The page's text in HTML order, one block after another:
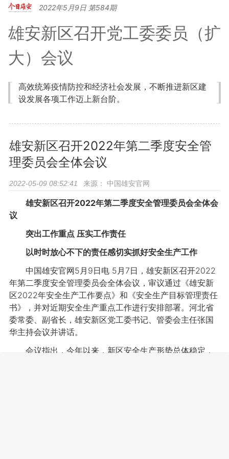
2022年5月9日 第584期
雄安新区召开党工委委员（扩
大）会议
高效统筹疫情防控和经济社会发展，不断推进新区建
设发展各项工作迈上新台阶。
雄安新区召开2022年第二季度安全管
理委员会全体会议
2022-05-09 08:52:41 来源： 中国雄安官网
雄安新区召开2022年第二季度安全管理委员会全体会
议
突出工作重点 压实工作责任
以时时放心不下的责任感切实抓好安全生产工作
中国雄安官网5月9日电 5月7日，雄安新区召开2022
年第二季度安全管理委员会全体会议，审议通过《雄安新
区2022年安全生产工作要点》和《安全生产目标管理责任
书》，并对近期安全生产重点工作进行安排部署。河北省
委常委、副省长，雄安新区党工委书记、管委会主任张国
华主持会议并讲话。
会议指出，今年以来，新区安全生产形势总体稳定，